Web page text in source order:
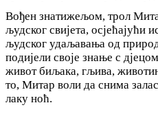
Вођен знатижељом, трол
људског свијета, осјећајући
људског удаљавања од
подијели своје знање с
живот биљака, гљива,
то, Митар воли да снима
лаку ноћ.